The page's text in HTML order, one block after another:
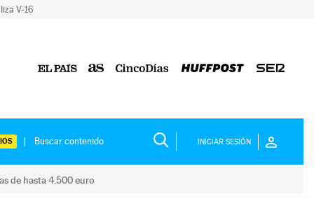
V-16
INICIAR SESIÓN
de hasta 4.500 euro